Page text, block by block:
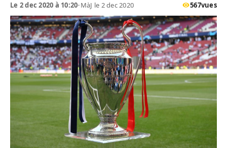
Le 2 dec 2020 à 10:20•MàJ le 2 dec 2020 567vues